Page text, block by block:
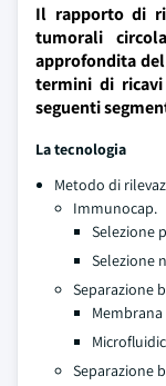
Il rapporto di
tumorali
approfondita
termini di
seguenti
La tecnologia
Metodo di
Immunocap.
Selezione
Selezione
Separazione
Membrana
Separazione